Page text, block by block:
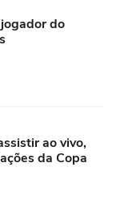
do
ao vivo,
da Copa